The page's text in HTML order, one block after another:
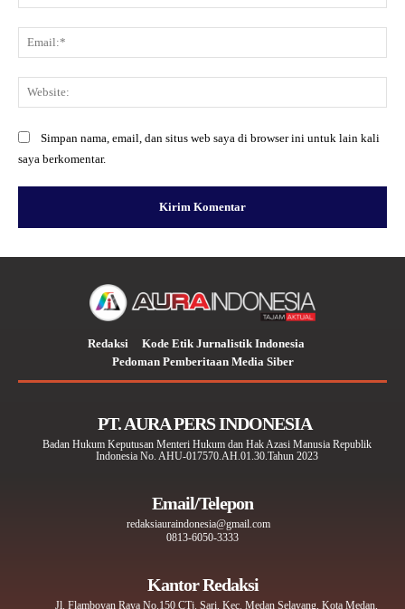
Simpan nama, email, dan situs web saya di browser ini untuk lain kali
saya berkomentar.
Redaksi
Kode Etik Jurnalistik Indonesia
Pedoman Pemberitaan Media Siber
PT. AURA PERS INDONESIA
Badan Hukum Keputusan Menteri Hukum dan Hak Azasi Manusia Republik
Indonesia No. AHU-017570.AH.01.30.Tahun 2023
Email/Telepon
redaksiauraindonesia@gmail.com
0813-6050-3333
Kantor Redaksi
Jl. Flamboyan Raya No.150 CTj. Sari, Kec. Medan Selayang, Kota Medan,